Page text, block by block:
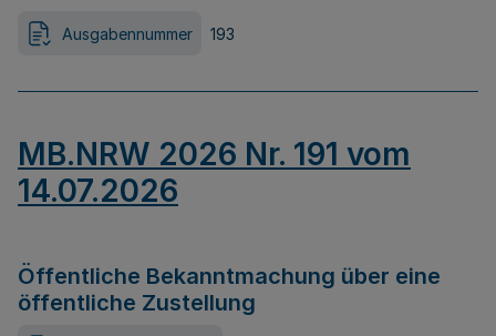
Ausgabennummer 193
MB.NRW 2026 Nr. 191 vom
14.07.2026
Öffentliche Bekanntmachung über eine
öffentliche Zustellung